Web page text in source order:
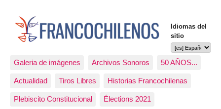
Idiomas del
sitio
Galeria de imágenes Archivos Sonoros 50 AÑOS...
Actualidad Tiros Libres Historias Francochilenas
Plebiscito Constitucional Élections 2021